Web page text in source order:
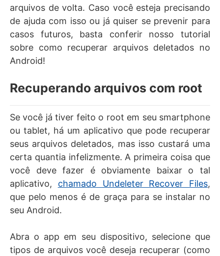
arquivos de volta. Caso você esteja precisando
de ajuda com isso ou já quiser se prevenir para
casos futuros, basta conferir nosso tutorial
sobre como recuperar arquivos deletados no
Android!
Recuperando arquivos com root
Se você já tiver feito o root em seu smartphone
ou tablet, há um aplicativo que pode recuperar
seus arquivos deletados, mas isso custará uma
certa quantia infelizmente. A primeira coisa que
você deve fazer é obviamente baixar o tal
aplicativo, chamado Undeleter Recover Files,
que pelo menos é de graça para se instalar no
seu Android.
Abra o app em seu dispositivo, selecione que
tipos de arquivos você deseja recuperar (como